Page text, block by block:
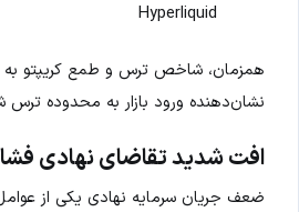
Hyperliquid
نشان‌دهنده ورود بازار به محدوده
افت شدید تقاضای نهادی
ضعف جریان سرمایه نهادی یکی از